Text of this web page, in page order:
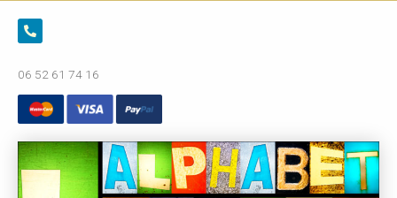
06 52 61 74 16